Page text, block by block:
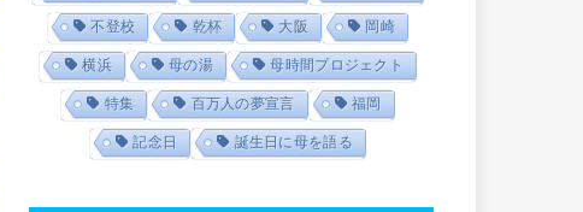
不登校 乾杯 大阪 岡崎
横浜 母の湯 母時間プロジェクト
特集 百万人の夢宣言 福岡
記念日 誕生日に母を語る